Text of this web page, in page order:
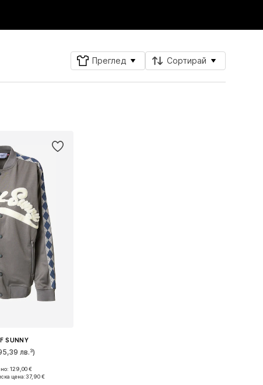
Преглед Сортирай
SUNNY
лв.³)
M
129,00 €
цена:37,90 €